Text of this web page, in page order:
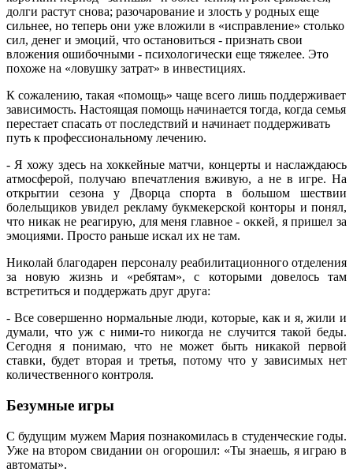
долги растут снова; разочарование и злость у родных еще
сильнее, но теперь они уже вложили в «исправление» столько
сил, денег и эмоций, что остановиться - признать свои
вложения ошибочными - психологически еще тяжелее. Это
похоже на «ловушку затрат» в инвестициях.
К сожалению, такая «помощь» чаще всего лишь поддерживает
зависимость. Настоящая помощь начинается тогда, когда семья
перестает спасать от последствий и начинает поддерживать
путь к профессиональному лечению.
- Я хожу здесь на хоккейные матчи, концерты и наслаждаюсь
атмосферой, получаю впечатления вживую, а не в игре. На
открытии сезона у Дворца спорта в большом шествии
болельщиков увидел рекламу букмекерской конторы и понял,
что никак не реагирую, для меня главное - оккей, я пришел за
эмоциями. Просто раньше искал их не там.
Николай благодарен персоналу реабилитационного отделения
за новую жизнь и «ребятам», с которыми довелось там
встретиться и поддержать друг друга:
- Все совершенно нормальные люди, которые, как и я, жили и
думали, что уж с ними-то никогда не случится такой беды.
Сегодня я понимаю, что не может быть никакой первой
ставки, будет вторая и третья, потому что у зависимых нет
количественного контроля.
Безумные игры
С будущим мужем Мария познакомилась в студенческие годы.
Уже на втором свидании он огорошил: «Ты знаешь, я играю в
автоматы».